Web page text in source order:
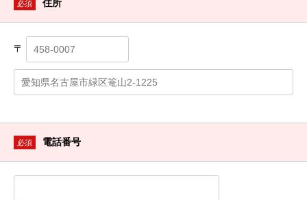
必須 住所
〒
必須 電話番号